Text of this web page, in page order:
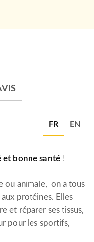
FR EN
et bonne santé !
ou animale, on a tous
aux protéines. Elles
et réparer ses tissus,
pour les sportifs,